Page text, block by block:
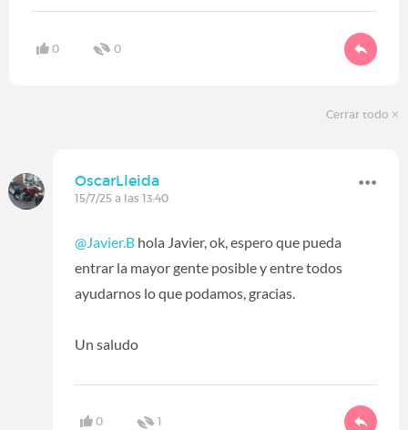
0 0
Cerrar todo
OscarLleida
15/7/25 a las 13:40
@Javier.B hola Javier, ok, espero que pueda
entrar la mayor gente posible y entre todos
ayudarnos lo que podamos, gracias.
Un saludo
0 1